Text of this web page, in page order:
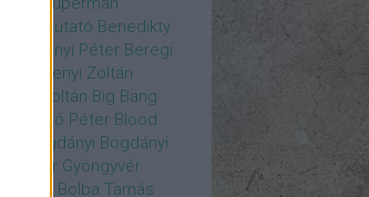
bemutató Benedikty
Bercsényi Péter Beregi
Berzsenyi Zoltán
Zoltán Big Bang
Blaskó Péter Blood
Bogdányi Bogdányi
Bognár Gyöngyvér
Bolba Tamás